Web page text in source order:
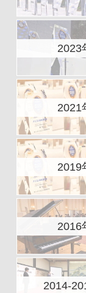
2023
2021
2019
2016
2014-